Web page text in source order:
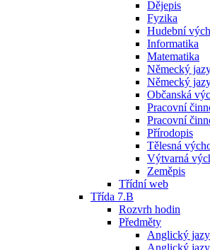
Dějepis
Fyzika
Hudební
Informatika
Matematika
Německý
Německý
Občanská
Pracovní
Pracovní
Přírodopis
Tělesná
Výtvarná
Zeměpis
Třídní web
Třída 7.B
Rozvrh hodin
Předměty
Anglický
Anglický